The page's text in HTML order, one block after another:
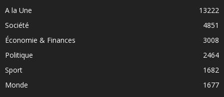
A la Une
13222
Société
4851
Économie & Finances
3008
Politique
2464
Sport
1682
Monde
1677